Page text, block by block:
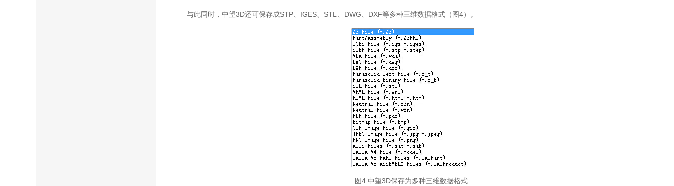
与此同时，中望3D还可保存成STP、IGES、STL、DWG、DXF等多种三维数据格式（图4）。
图4 中望3D保存为多种三维数据格式